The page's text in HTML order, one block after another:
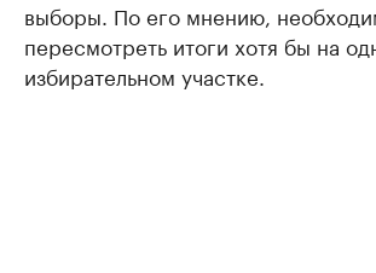
выборы. По его мнению,
пересмотреть итоги хотя бы на
избирательном участке.